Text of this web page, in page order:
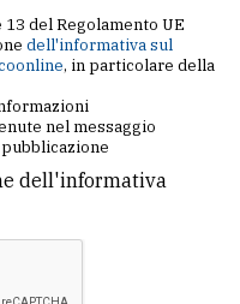
del Regolamento UE
dell'informativa sul
, in particolare della
nel messaggio
dell'informativa